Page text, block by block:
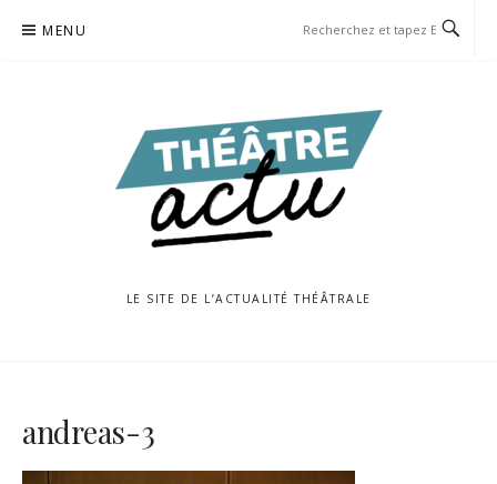
MENU
LE SITE DE L’ACTUALITÉ THÉÂTRALE
andreas-3